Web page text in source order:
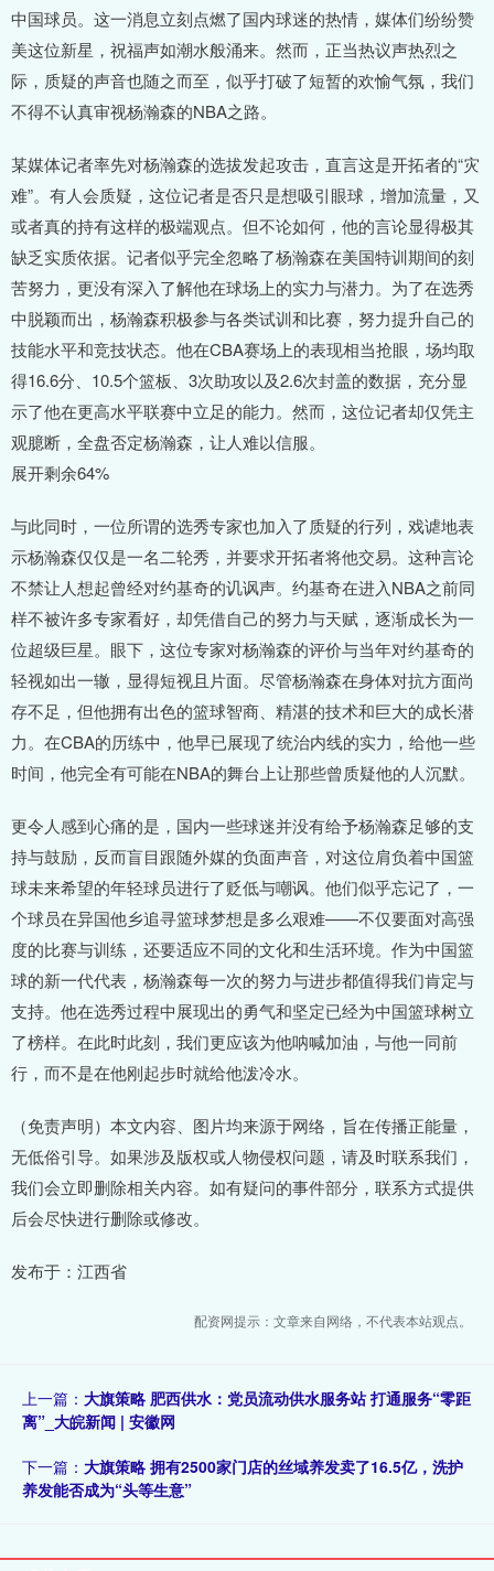
中国球员。这一消息立刻点燃了国内球迷的热情，媒体们纷纷赞
美这位新星，祝福声如潮水般涌来。然而，正当热议声热烈之
际，质疑的声音也随之而至，似乎打破了短暂的欢愉气氛，我们
不得不认真审视杨瀚森的NBA之路。
某媒体记者率先对杨瀚森的选拔发起攻击，直言这是开拓者的“灾
难”。有人会质疑，这位记者是否只是想吸引眼球，增加流量，又
或者真的持有这样的极端观点。但不论如何，他的言论显得极其
缺乏实质依据。记者似乎完全忽略了杨瀚森在美国特训期间的刻
苦努力，更没有深入了解他在球场上的实力与潜力。为了在选秀
中脱颖而出，杨瀚森积极参与各类试训和比赛，努力提升自己的
技能水平和竞技状态。他在CBA赛场上的表现相当抢眼，场均取
得16.6分、10.5个篮板、3次助攻以及2.6次封盖的数据，充分显
示了他在更高水平联赛中立足的能力。然而，这位记者却仅凭主
观臆断，全盘否定杨瀚森，让人难以信服。
展开剩余64%
与此同时，一位所谓的选秀专家也加入了质疑的行列，戏谑地表
示杨瀚森仅仅是一名二轮秀，并要求开拓者将他交易。这种言论
不禁让人想起曾经对约基奇的讥讽声。约基奇在进入NBA之前同
样不被许多专家看好，却凭借自己的努力与天赋，逐渐成长为一
位超级巨星。眼下，这位专家对杨瀚森的评价与当年对约基奇的
轻视如出一辙，显得短视且片面。尽管杨瀚森在身体对抗方面尚
存不足，但他拥有出色的篮球智商、精湛的技术和巨大的成长潜
力。在CBA的历练中，他早已展现了统治内线的实力，给他一些
时间，他完全有可能在NBA的舞台上让那些曾质疑他的人沉默。
更令人感到心痛的是，国内一些球迷并没有给予杨瀚森足够的支
持与鼓励，反而盲目跟随外媒的负面声音，对这位肩负着中国篮
球未来希望的年轻球员进行了贬低与嘲讽。他们似乎忘记了，一
个球员在异国他乡追寻篮球梦想是多么艰难——不仅要面对高强
度的比赛与训练，还要适应不同的文化和生活环境。作为中国篮
球的新一代代表，杨瀚森每一次的努力与进步都值得我们肯定与
支持。他在选秀过程中展现出的勇气和坚定已经为中国篮球树立
了榜样。在此时此刻，我们更应该为他呐喊加油，与他一同前
行，而不是在他刚起步时就给他泼冷水。
（免责声明）本文内容、图片均来源于网络，旨在传播正能量，
无低俗引导。如果涉及版权或人物侵权问题，请及时联系我们，
我们会立即删除相关内容。如有疑问的事件部分，联系方式提供
后会尽快进行删除或修改。
发布于：江西省
配资网提示：文章来自网络，不代表本站观点。
上一篇： 大旗策略 肥西供水：党员流动供水服务站 打通服务“零距
离”_大皖新闻 | 安徽网
下一篇： 大旗策略 拥有2500家门店的丝域养发卖了16.5亿，洗护
养发能否成为“头等生意”